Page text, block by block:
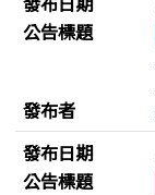
公告標題
發布者
發布日期
公告標題